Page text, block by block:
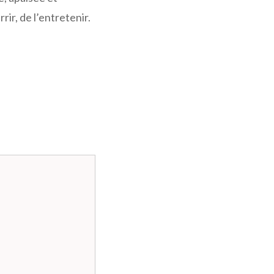
de l’entretenir.